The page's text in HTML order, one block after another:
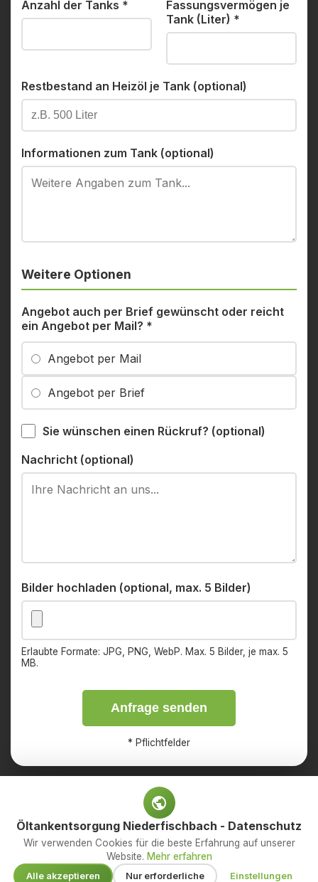
Anzahl der Tanks *
Fassungsvermögen je
Tank (Liter) *
Restbestand an Heizöl je Tank (optional)
Informationen zum Tank (optional)
Weitere Optionen
Angebot auch per Brief gewünscht oder reicht
ein Angebot per Mail? *
Angebot per Mail
Angebot per Brief
Sie wünschen einen Rückruf? (optional)
Nachricht (optional)
Bilder hochladen (optional, max. 5 Bilder)
Erlaubte Formate: JPG, PNG, WebP. Max. 5 Bilder, je max. 5
MB.
Anfrage senden
* Pflichtfelder
ImpressumDatenschutz
© 2026 OED Services GmbH – Ihr Fachbetrieb für
Öltankentsorgung. Alle Rechte vorbehalten.
Öltankentsorgung Niederfischbach - Datenschutz
Wir verwenden Cookies für die beste Erfahrung auf unserer
Website. Mehr erfahren
Alle akzeptieren Nur erforderliche Einstellungen